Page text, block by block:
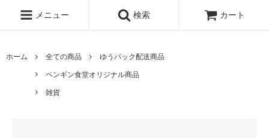
メニュー 検索 カート
ホーム 全ての商品
ゆうパック配送商品
ペンギン食堂オリジナル商品
雑貨